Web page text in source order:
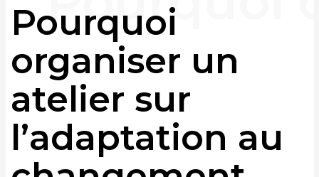
Pourquoi
organiser un
atelier sur
l’adaptation au